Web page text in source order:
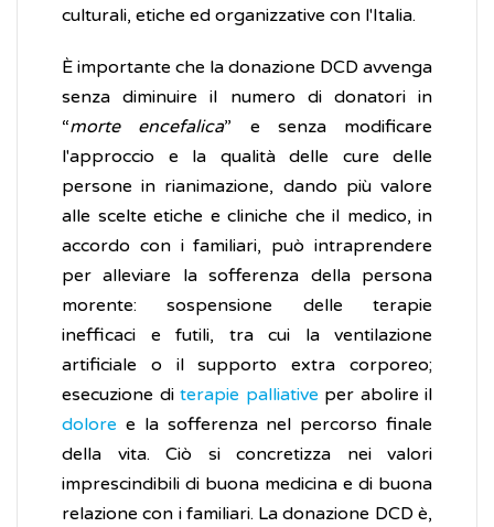
culturali, etiche ed organizzative con l'Italia.
È importante che la donazione DCD avvenga
senza diminuire il numero di donatori in
“morte encefalica” e senza modificare
l'approccio e la qualità delle cure delle
persone in rianimazione, dando più valore
alle scelte etiche e cliniche che il medico, in
accordo con i familiari, può intraprendere
per alleviare la sofferenza della persona
morente: sospensione delle terapie
inefficaci e futili, tra cui la ventilazione
artificiale o il supporto extra corporeo;
esecuzione di terapie palliative per abolire il
dolore e la sofferenza nel percorso finale
della vita. Ciò si concretizza nei valori
imprescindibili di buona medicina e di buona
relazione con i familiari. La donazione DCD è,